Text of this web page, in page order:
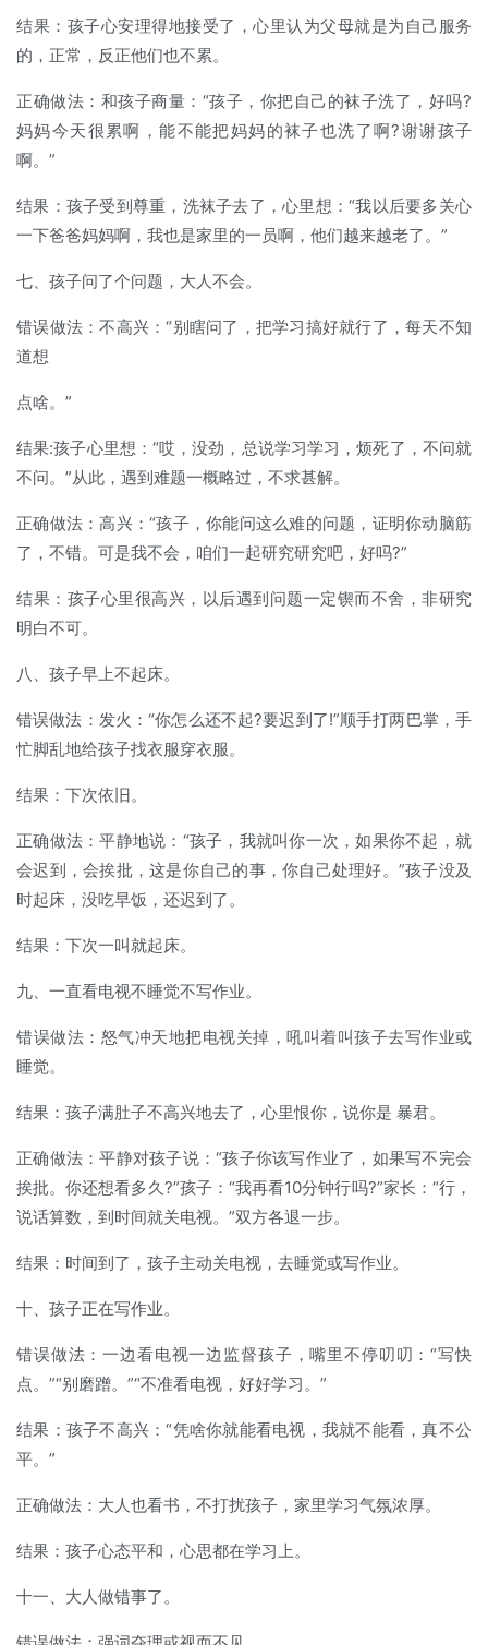
结果：孩子心安理得地接受了，心里认为父母就是为自己服务
的，正常，反正他们也不累。
正确做法：和孩子商量：“孩子，你把自己的袜子洗了，好吗?
妈妈今天很累啊，能不能把妈妈的袜子也洗了啊?谢谢孩子
啊。”
结果：孩子受到尊重，洗袜子去了，心里想：“我以后要多关心
一下爸爸妈妈啊，我也是家里的一员啊，他们越来越老了。”
七、孩子问了个问题，大人不会。
错误做法：不高兴：“别瞎问了，把学习搞好就行了，每天不知
道想
点啥。”
结果:孩子心里想：“哎，没劲，总说学习学习，烦死了，不问就
不问。”从此，遇到难题一概略过，不求甚解。
正确做法：高兴：“孩子，你能问这么难的问题，证明你动脑筋
了，不错。可是我不会，咱们一起研究研究吧，好吗?”
结果：孩子心里很高兴，以后遇到问题一定锲而不舍，非研究
明白不可。
八、孩子早上不起床。
错误做法：发火：“你怎么还不起?要迟到了!”顺手打两巴掌，手
忙脚乱地给孩子找衣服穿衣服。
结果：下次依旧。
正确做法：平静地说：“孩子，我就叫你一次，如果你不起，就
会迟到，会挨批，这是你自己的事，你自己处理好。”孩子没及
时起床，没吃早饭，还迟到了。
结果：下次一叫就起床。
九、一直看电视不睡觉不写作业。
错误做法：怒气冲天地把电视关掉，吼叫着叫孩子去写作业或
睡觉。
结果：孩子满肚子不高兴地去了，心里恨你，说你是 暴君。
正确做法：平静对孩子说：“孩子你该写作业了，如果写不完会
挨批。你还想看多久?”孩子：“我再看10分钟行吗?”家长：“行，
说话算数，到时间就关电视。”双方各退一步。
结果：时间到了，孩子主动关电视，去睡觉或写作业。
十、孩子正在写作业。
错误做法：一边看电视一边监督孩子，嘴里不停叨叨：“写快
点。”“别磨蹭。”“不准看电视，好好学习。”
结果：孩子不高兴：“凭啥你就能看电视，我就不能看，真不公
平。”
正确做法：大人也看书，不打扰孩子，家里学习气氛浓厚。
结果：孩子心态平和，心思都在学习上。
十一、大人做错事了。